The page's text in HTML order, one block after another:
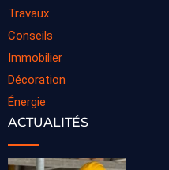
Travaux
Conseils
Immobilier
Décoration
Énergie
ACTUALITÉS